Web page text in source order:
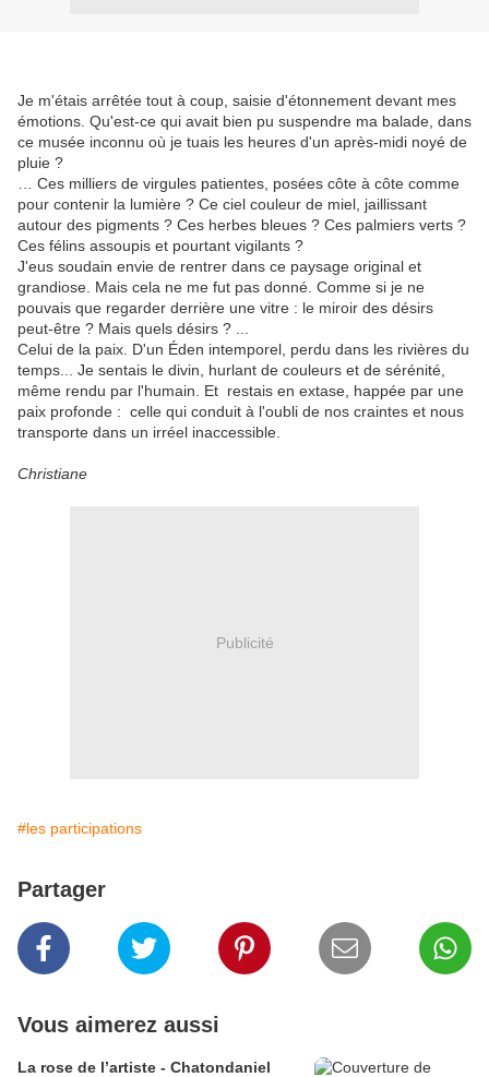
Je m'étais arrêtée tout à coup, saisie d'étonnement devant mes
émotions. Qu'est-ce qui avait bien pu suspendre ma balade, dans
ce musée inconnu où je tuais les heures d'un après-midi noyé de
pluie ?
… Ces milliers de virgules patientes, posées côte à côte comme
pour contenir la lumière ? Ce ciel couleur de miel, jaillissant
autour des pigments ? Ces herbes bleues ? Ces palmiers verts ?
Ces félins assoupis et pourtant vigilants ?
J'eus soudain envie de rentrer dans ce paysage original et
grandiose. Mais cela ne me fut pas donné. Comme si je ne
pouvais que regarder derrière une vitre : le miroir des désirs
peut-être ? Mais quels désirs ? ...
Celui de la paix. D'un Éden intemporel, perdu dans les rivières du
temps... Je sentais le divin, hurlant de couleurs et de sérénité,
même rendu par l'humain. Et restais en extase, happée par une
paix profonde : celle qui conduit à l'oubli de nos craintes et nous
transporte dans un irréel inaccessible.
Christiane
Publicité
#les participations
Partager
Vous aimerez aussi
La rose de l’artiste - Chatondaniel